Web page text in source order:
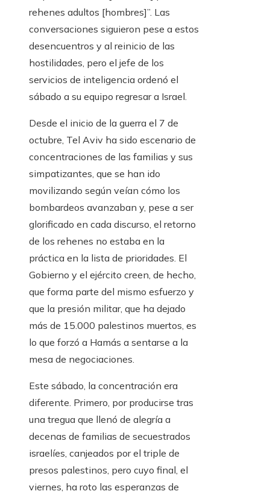
rehenes adultos [hombres]”. Las
conversaciones siguieron pese a estos
desencuentros y al reinicio de las
hostilidades, pero el jefe de los
servicios de inteligencia ordenó el
sábado a su equipo regresar a Israel.
Desde el inicio de la guerra el 7 de
octubre, Tel Aviv ha sido escenario de
concentraciones de las familias y sus
simpatizantes, que se han ido
movilizando según veían cómo los
bombardeos avanzaban y, pese a ser
glorificado en cada discurso, el retorno
de los rehenes no estaba en la
práctica en la lista de prioridades. El
Gobierno y el ejército creen, de hecho,
que forma parte del mismo esfuerzo y
que la presión militar, que ha dejado
más de 15.000 palestinos muertos, es
lo que forzó a Hamás a sentarse a la
mesa de negociaciones.
Este sábado, la concentración era
diferente. Primero, por producirse tras
una tregua que llenó de alegría a
decenas de familias de secuestrados
israelíes, canjeados por el triple de
presos palestinos, pero cuyo final, el
viernes, ha roto las esperanzas de